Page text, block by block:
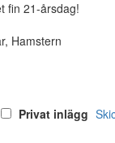
fin 21-årsdag!
Hamstern
Privat inlägg